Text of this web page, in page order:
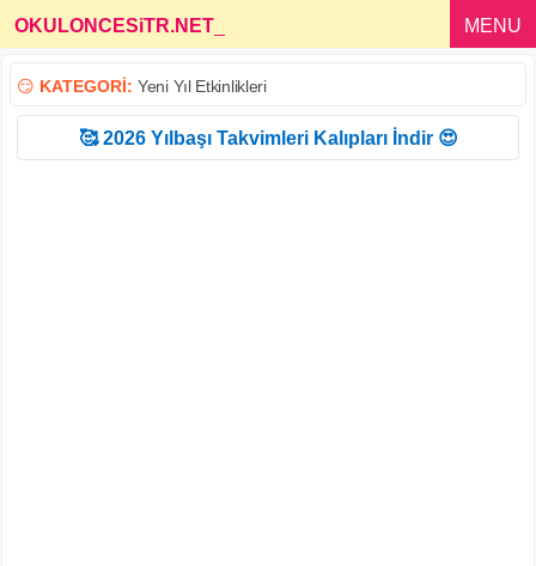
OKULONCESiTR.NET MENU
😏 KATEGORİ: Yeni Yıl Etkinlikleri
🥰 2026 Yılbaşı Takvimleri Kalıpları İndir 😍